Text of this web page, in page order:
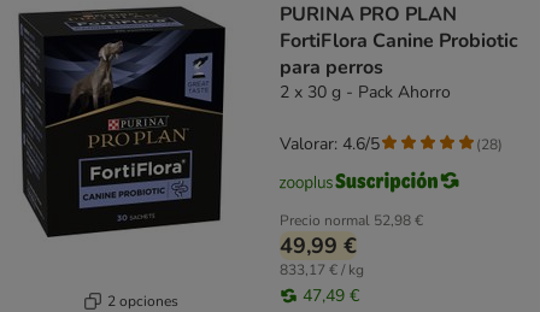
2 opciones
PURINA PRO PLAN
FortiFlora Canine Probiotic
para perros
2 x 30 g - Pack Ahorro
Precio normal 52,98 €
49,99 €
833,17 € / kg
47,49 €
Valorar: 4.6/5 (28)